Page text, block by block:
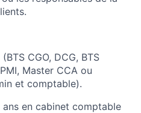
CGO, DCG, BTS
Master CCA ou
et comptable).
en cabinet comptable